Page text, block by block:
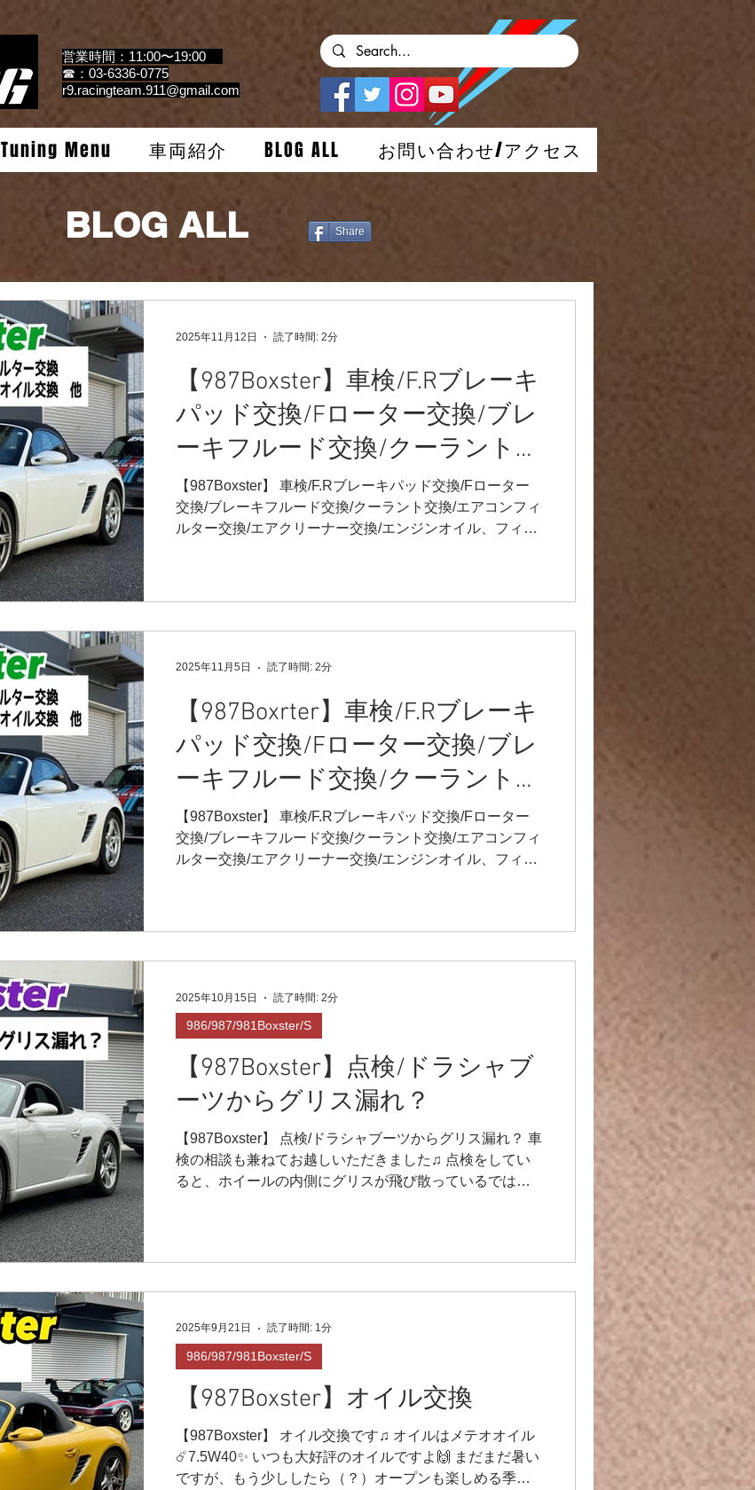
営業時間：11:00〜19:00
☎：03-6336-0775
r9.racingteam.911@gmail.com
Tuning Menu 車両紹介 BLOG ALL お問い合わせ/アクセス
BLOG ALL Share
【987Boxster】車検/F.Rブレーキ
パッド交換/Fローター交換/ブレ
ーキフルード交換/クーラント交
換/エアコンフィルター交換/エ
アクリーナー交換/エンジンオイ
【987Boxster】 車検/F.Rブレーキパッド交換/Fローター
交換/ブレーキフルード交換/クーラント交換/エアコンフィ
ルター交換/エアクリーナー交換/エンジンオイル、フィル
覚😅 バンプラバーも交換しました⭐️ ブレーキフルードも
イル メテオオイル☄️7.5W40 ミッションオイル メテオオ
イル☄️75W90 です⭐️ フィルターも交換しましたよ🙌 エア
クリーナーやエアコンフィルターも交換😺 エアコンフィ
ルターはあまり交換していない車両が多いので、一度交
換履歴を確認すると良いと思います🙆 987はエアクリー
ナーを外すとオイリーな車両が多いですが、この車両は
フューエルキャップも劣化していたので交換です😺 ク
2025年11月12日 読了時間: 2分
【987Boxrter】車検/F.Rブレーキ
パッド交換/Fローター交換/ブレ
ーキフルード交換/クーラント交
換/エアコンフィルター交換/エ
アクリーナー交換/エンジンオイ
【987Boxster】 車検/F.Rブレーキパッド交換/Fローター
交換/ブレーキフルード交換/クーラント交換/エアコンフィ
ルター交換/エアクリーナー交換/エンジンオイル、フィル
覚😅 バンプラバーも交換しました⭐️ ブレーキフルードも
イル メテオオイル☄️7.5W40 ミッションオイル メテオオ
イル☄️75W90 です⭐️ フィルターも交換しましたよ🙌 エア
クリーナーやエアコンフィルターも交換😺 エアコンフィ
ルターはあまり交換していない車両が多いので、一度交
換履歴を確認すると良いと思います🙆 987はエアクリー
ナーを外すとオイリーな車両が多いですが、この車両は
汚れてはいましたがオイリーではありませんでした☺️✨
フューエルキャップも劣化していたので交換です😺 ク
2025年11月5日 読了時間: 2分
【987Boxster】点検/ドラシャブ
ーツからグリス漏れ？
【987Boxster】 点検/ドラシャブーツからグリス漏れ？ 車
検の相談も兼ねてお越しいただきました♫ 点検をしてい
ると、ホイールの内側にグリスが飛び散っているではな
ってしまい💦少しずつ漏れて来てしまうんですよね😭 周
車ですね🙌 オープンカーが楽しい季節にもなって来まし
た❗️ ドライブ楽しんで下さい⭐️ ありがとうございました🙌
R9レーシングHP⬇︎ https://www.r9racing-jp.com/ 🎬
YouTubeチャンネル
https://youtube.com/channel/UCVNw0ykm_OJHNJF8UOY
uI-w 📩r9.racingteam.911@gmail.com 🔻LINE友達追
加/LINEお問い合わせ🔻 https://l
986/987/981Boxster/S
2025年10月15日 読了時間: 2分
【987Boxster】オイル交換
【987Boxster】 オイル交換です♫ オイルはメテオオイル
☄️7.5W40✨ いつも大好評のオイルですよ🙌 まだまだ暑い
ですが、もう少ししたら（？）オープンも楽しめる季節
986/987/981Boxster/S
2025年9月21日 読了時間: 1分